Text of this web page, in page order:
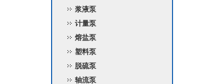
浆液泵
计量泵
熔盐泵
塑料泵
脱硫泵
轴流泵